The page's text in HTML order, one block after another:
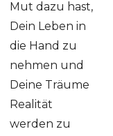
Mut dazu hast,
Dein Leben in
die Hand zu
nehmen und
Deine Träume
Realität
werden zu